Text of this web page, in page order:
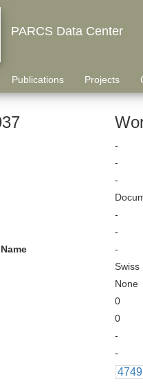
PARCS Data Center
Publications Projects
-
-
-
-
-
-
Swiss
None
0
0
-
-
4749